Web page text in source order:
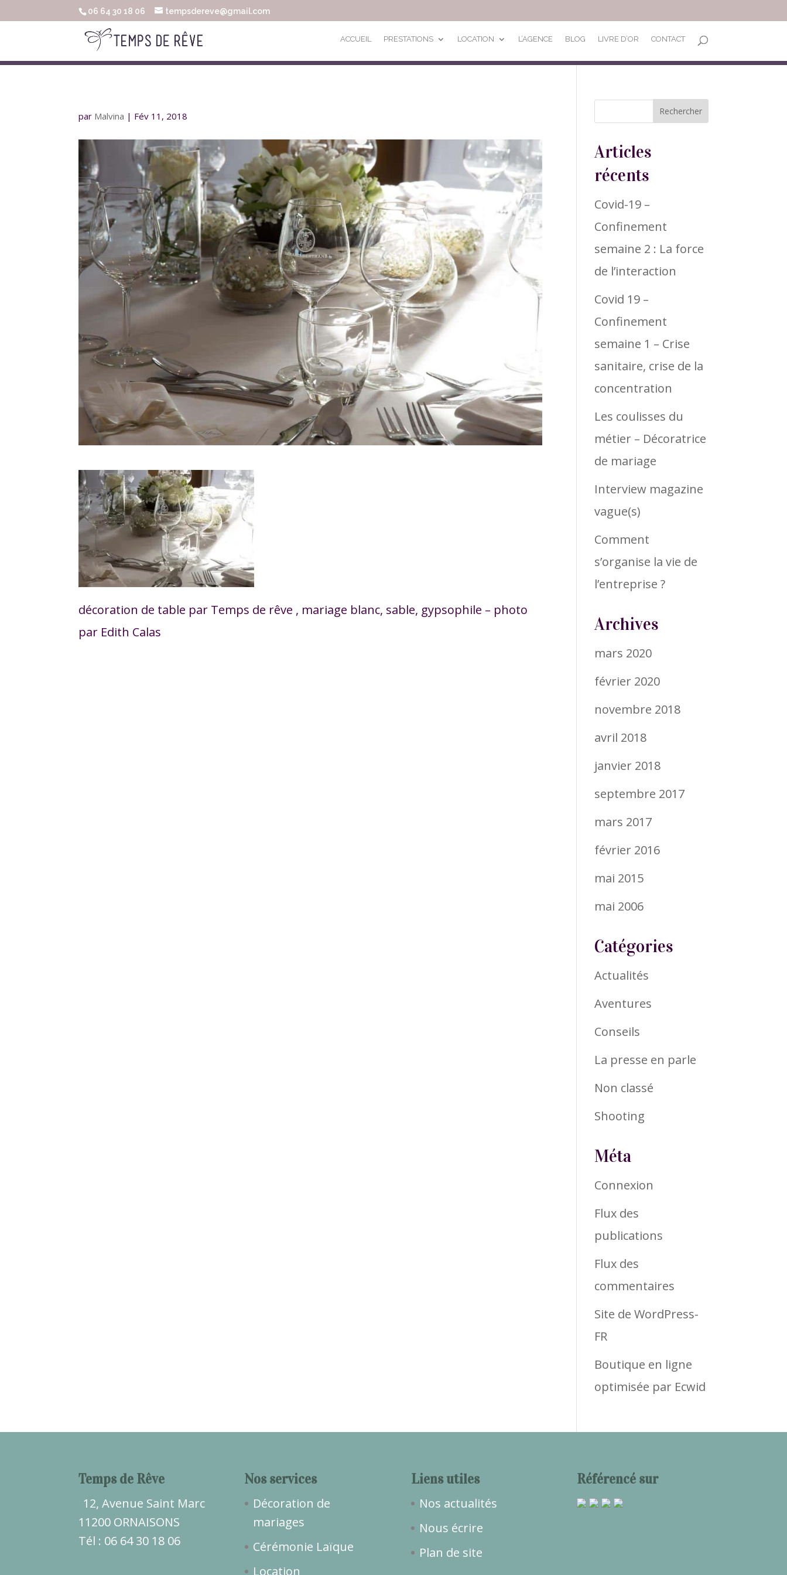
06 64 30 18 06 tempsdereve@gmail.com
ACCUEIL PRESTATIONS LOCATION L’AGENCE BLOG LIVRE D’OR CONTACT
par Malvina | Fév 11, 2018
décoration de table par Temps de rêve , mariage blanc, sable, gypsophile – photo
par Edith Calas
Articles
récents
Covid-19 –
Confinement
semaine 2 : La force
de l’interaction
Covid 19 –
Confinement
semaine 1 – Crise
sanitaire, crise de la
concentration
Les coulisses du
métier – Décoratrice
de mariage
Interview magazine
vague(s)
Comment
s’organise la vie de
l’entreprise ?
Archives
mars 2020
février 2020
novembre 2018
avril 2018
janvier 2018
septembre 2017
mars 2017
février 2016
mai 2015
mai 2006
Catégories
Actualités
Aventures
Conseils
La presse en parle
Non classé
Shooting
Méta
Connexion
Flux des
publications
Flux des
commentaires
Site de WordPress-
FR
Boutique en ligne
optimisée par Ecwid
Temps de Rêve
12, Avenue Saint Marc
11200 ORNAISONS
Tél : 06 64 30 18 06
Nos services
Décoration de
mariages
Cérémonie Laïque
Location
Liens utiles
Nos actualités
Nous écrire
Plan de site
Référencé sur